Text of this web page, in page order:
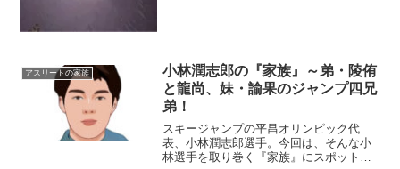
アスリートの家族
小林潤志郎の『家族』～弟・陵侑
と龍尚、妹・諭果のジャンプ四兄
弟！
スキージャンプの平昌オリンピック代
表、小林潤志郎選手。今回は、そんな小
林選手を取り巻く『家族』にスポットを